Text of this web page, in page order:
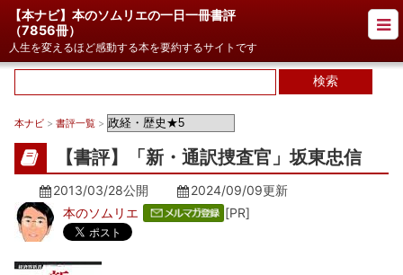
【本ナビ】本のソムリエの一日一冊書評
（7856冊）
人生を変えるほど感動する本を要約するサイトです
本ナビ > 書評一覧 >
【書評】「新・通訳捜査官」坂東忠信
2013/03/28公開 2024/09/09更新
本のソムリエ
[PR]